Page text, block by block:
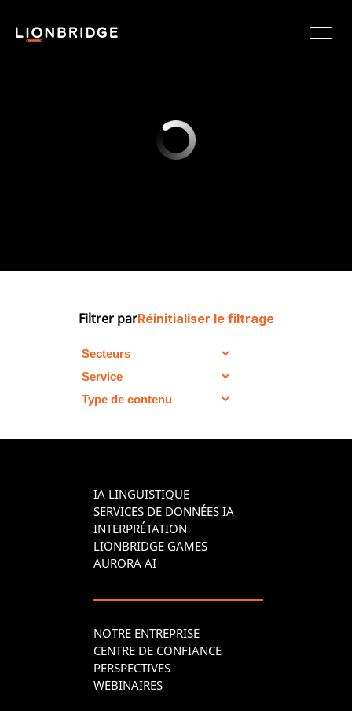
Filtrer parRéinitialiser le filtrage
IA LINGUISTIQUE
SERVICES DE DONNÉES IA
INTERPRÉTATION
LIONBRIDGE GAMES
AURORA AI
NOTRE ENTREPRISE
CENTRE DE CONFIANCE
PERSPECTIVES
WEBINAIRES